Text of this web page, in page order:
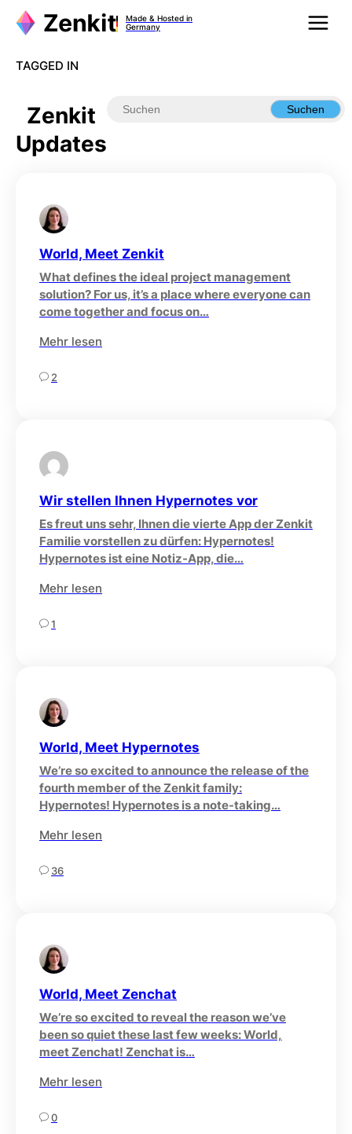
Inhalt
Made & Hosted in
Germany
TAGGED IN
Zenkit
Updates
Suchen
World, Meet Zenkit
What defines the ideal project management
solution? For us, it’s a place where everyone can
come together and focus on…
Mehr lesen
2
Wir stellen Ihnen Hypernotes vor
Es freut uns sehr, Ihnen die vierte App der Zenkit
Familie vorstellen zu dürfen: Hypernotes!
Hypernotes ist eine Notiz-App, die…
Mehr lesen
1
World, Meet Hypernotes
We’re so excited to announce the release of the
fourth member of the Zenkit family:
Hypernotes! Hypernotes is a note-taking…
Mehr lesen
36
World, Meet Zenchat
We’re so excited to reveal the reason we’ve
been so quiet these last few weeks: World,
meet Zenchat! Zenchat is…
Mehr lesen
0